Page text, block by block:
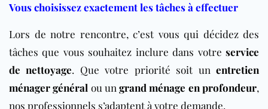
Vous choisissez exactement les tâches à effectuer
Lors de notre rencontre, c’est vous qui décidez des
tâches que vous souhaitez inclure dans votre service
de nettoyage. Que votre priorité soit unentretien
ménager général ou ungrand ménage en profondeur,
nos professionnels s’adaptent à votre demande.